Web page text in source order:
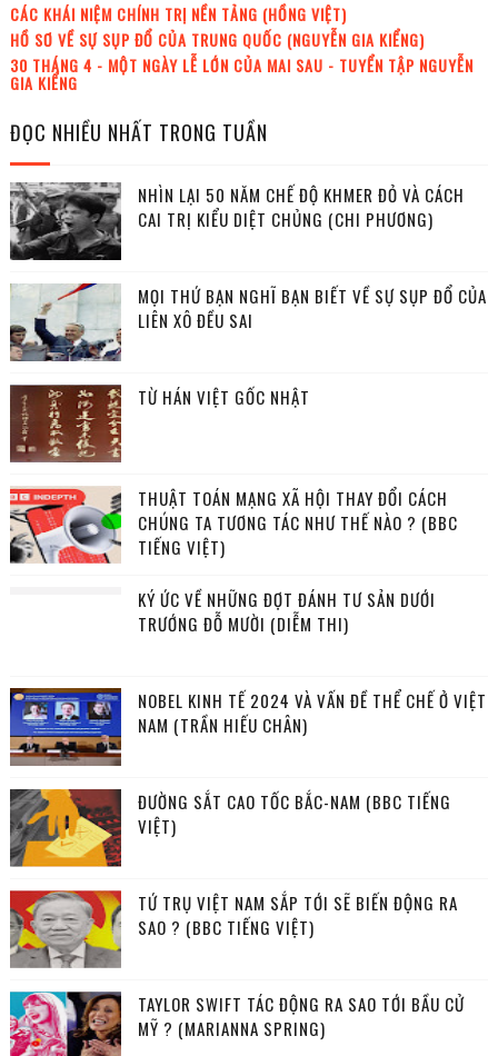
CÁC KHÁI NIỆM CHÍNH TRỊ NỀN TẢNG (HỒNG VIỆT)
HỒ SƠ VỀ SỰ SỤP ĐỔ CỦA TRUNG QUỐC (NGUYỄN GIA KIỂNG)
30 THÁNG 4 - MỘT NGÀY LỄ LỚN CỦA MAI SAU - TUYỂN TẬP NGUYỄN
GIA KIỂNG
ĐỌC NHIỀU NHẤT TRONG TUẦN
NHÌN LẠI 50 NĂM CHẾ ĐỘ KHMER ĐỎ VÀ CÁCH
CAI TRỊ KIỂU DIỆT CHỦNG (CHI PHƯƠNG)
MỌI THỨ BẠN NGHĨ BẠN BIẾT VỀ SỰ SỤP ĐỔ CỦA
LIÊN XÔ ĐỀU SAI
TỪ HÁN VIỆT GỐC NHẬT
THUẬT TOÁN MẠNG XÃ HỘI THAY ĐỔI CÁCH
CHÚNG TA TƯƠNG TÁC NHƯ THẾ NÀO ? (BBC
TIẾNG VIỆT)
KÝ ỨC VỀ NHỮNG ĐỢT ĐÁNH TƯ SẢN DƯỚI
TRƯỚNG ĐỖ MƯỜI (DIỄM THI)
NOBEL KINH TẾ 2024 VÀ VẤN ĐỀ THỂ CHẾ Ở VIỆT
NAM (TRẦN HIẾU CHÂN)
ĐƯỜNG SẮT CAO TỐC BẮC-NAM (BBC TIẾNG
VIỆT)
TỨ TRỤ VIỆT NAM SẮP TỚI SẼ BIẾN ĐỘNG RA
SAO ? (BBC TIẾNG VIỆT)
TAYLOR SWIFT TÁC ĐỘNG RA SAO TỚI BẦU CỬ
MỸ ? (MARIANNA SPRING)